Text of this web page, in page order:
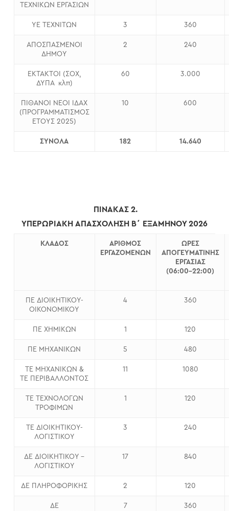
ΤΕΧΝΙΚΩΝ ΕΡΓΑΣΙΩΝ
ΥΕ ΤΕΧΝΙΤΩΝ 3 360
ΑΠΟΣΠΑΣΜΕΝΟΙ
ΔΗΜΟΥ
2 240
ΕΚΤΑΚΤΟΙ (ΣΟΧ,
ΔΥΠΑ κλπ)
60 3.000
ΠΙΘΑΝΟΙ ΝΕΟΙ ΙΔΑΧ
(ΠΡΟΓΡΑΜΜΑΤΙΣΜΟΣ
ΕΤΟΥΣ 2025)
10 600
ΣΥΝΟΛΑ 182 14.640
ΠΙΝΑΚΑΣ 2.
ΥΠΕΡΩΡΙΑΚΗ ΑΠΑΣΧΟΛΗΣΗ Β΄ ΕΞΑΜΗΝΟΥ 2026
ΚΛΑΔΟΣ
ΑΡΙΘΜΟΣ
ΕΡΓΑΖΟΜΕΝΩΝ
ΩΡΕΣ
ΑΠΟΓΕΥΜΑΤΙΝΗΣ
ΕΡΓΑΣΙΑΣ
(06:00-22:00)
ΠΕ ΔΙΟΙΚΗΤΙΚΟΥ-
ΟΙΚΟΝΟΜΙΚΟΥ
4 360
ΠΕ ΧΗΜΙΚΩΝ 1 120
ΠΕ ΜΗΧΑΝΙΚΩΝ 5 480
ΤΕ ΜΗΧΑΝΙΚΩΝ &
ΤΕ ΠΕΡΙΒΑΛΛΟΝΤΟΣ
11 1080
ΤΕ ΤΕΧΝΟΛΟΓΩΝ
ΤΡΟΦΙΜΩΝ
1 120
ΤΕ ΔΙΟΙΚΗΤΙΚΟΥ-
ΛΟΓΙΣΤΙΚΟΥ
3 240
ΔΕ ΔΙΟΙΚΗΤΙΚΟΥ –
ΛΟΓΙΣΤΙΚΟΥ
17 840
ΔΕ ΠΛΗΡΟΦΟΡΙΚΗΣ 2 120
ΔΕ
7 360